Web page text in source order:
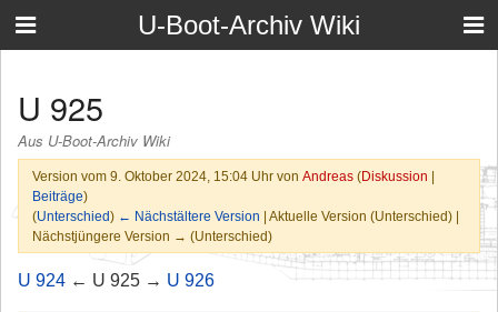
U-Boot-Archiv Wiki
U 925
Aus U-Boot-Archiv Wiki
Version vom 9. Oktober 2024, 15:04 Uhr von Andreas (Diskussion |
Beiträge)
(Unterschied) ← Nächstältere Version | Aktuelle Version (Unterschied) |
Nächstjüngere Version → (Unterschied)
U 924 ← U 925 → U 926